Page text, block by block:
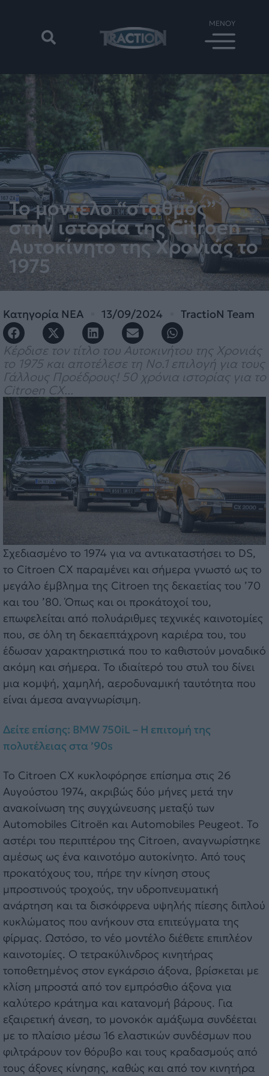
Το μοντέλο “σταθμός”
στην ιστορία της Citroen –
Αυτοκίνητο της Χρονιάς το
1975
Κατηγορία ΝΕΑ 13/09/2024 TractioN Team
Kέρδισε τον τίτλο του Αυτοκινήτου της Χρονιάς
το 1975 και αποτέλεσε τη Νο.1 επιλογή για τους
Γάλλους Προέδρους! 50 χρόνια ιστορίας για το
Citroen CX...
Σχεδιασμένο το 1974 για να αντικαταστήσει το DS,
το Citroen CX παραμένει και σήμερα γνωστό ως το
μεγάλο έμβλημα της Citroen της δεκαετίας του ’70
και του ’80. Όπως και οι προκάτοχοί του,
επωφελείται από πολυάριθμες τεχνικές καινοτομίες
που, σε όλη τη δεκαεπτάχρονη καριέρα του, του
έδωσαν χαρακτηριστικά που το καθιστούν μοναδικό
ακόμη και σήμερα. Το ιδιαίτερό του στυλ του δίνει
μια κομψή, χαμηλή, αεροδυναμική ταυτότητα που
είναι άμεσα αναγνωρίσιμη.
Δείτε επίσης: BMW 750iL – Η επιτομή της
πολυτέλειας στα ’90s
Το Citroen CX κυκλοφόρησε επίσημα στις 26
Αυγούστου 1974, ακριβώς δύο μήνες μετά την
ανακοίνωση της συγχώνευσης μεταξύ των
Automobiles Citroën και Automobiles Peugeot. Το
αστέρι του περιπτέρου της Citroen, αναγνωρίστηκε
αμέσως ως ένα καινοτόμο αυτοκίνητο. Από τους
προκατόχους του, πήρε την κίνηση στους
μπροστινούς τροχούς, την υδροπνευματική
ανάρτηση και τα δισκόφρενα υψηλής πίεσης διπλού
κυκλώματος που ανήκουν στα επιτεύγματα της
φίρμας. Ωστόσο, το νέο μοντέλο διέθετε επιπλέον
καινοτομίες. Ο τετρακύλινδρος κινητήρας
τοποθετημένος στον εγκάρσιο άξονα, βρίσκεται με
κλίση μπροστά από τον εμπρόσθιο άξονα για
καλύτερο κράτημα και κατανομή βάρους. Για
εξαιρετική άνεση, το μονοκόκ αμάξωμα συνδέεται
με το πλαίσιο μέσω 16 ελαστικών συνδέσμων που
φιλτράρουν τον θόρυβο και τους κραδασμούς από
τους άξονες κίνησης, καθώς και από τον κινητήρα